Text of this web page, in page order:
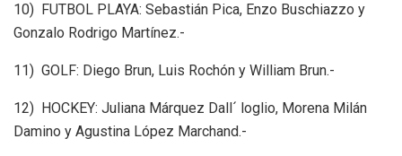
10) FUTBOL PLAYA: Sebastián Pica, Enzo Buschiazzo y
Gonzalo Rodrigo Martínez.-
11) GOLF: Diego Brun, Luis Rochón y William Brun.-
12) HOCKEY: Juliana Márquez Dall´ loglio, Morena Milán
Damino y Agustina López Marchand.-